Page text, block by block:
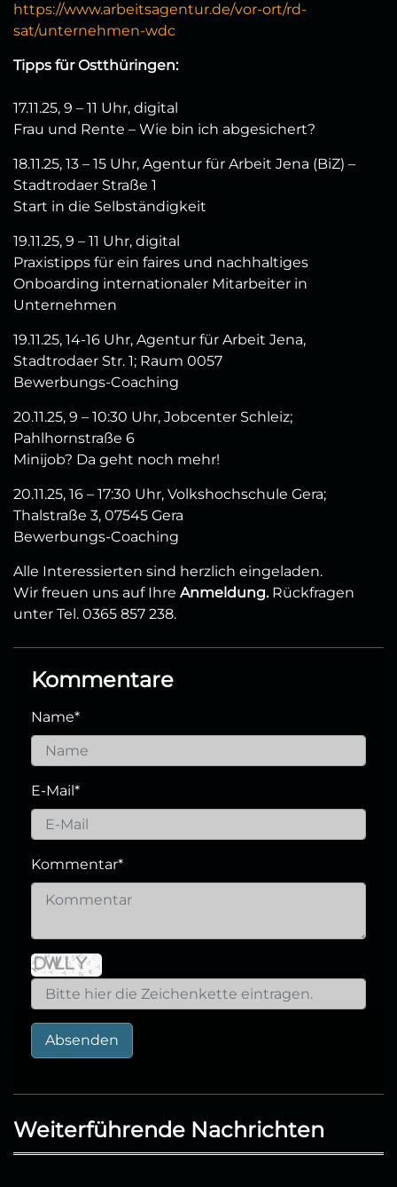
https://www.arbeitsagentur.de/vor-ort/rd-
sat/unternehmen-wdc
Tipps für Ostthüringen:
17.11.25, 9 – 11 Uhr, digital
Frau und Rente – Wie bin ich abgesichert?
18.11.25, 13 – 15 Uhr, Agentur für Arbeit Jena (BiZ) –
Stadtrodaer Straße 1
Start in die Selbständigkeit
19.11.25, 9 – 11 Uhr, digital
Praxistipps für ein faires und nachhaltiges
Onboarding internationaler Mitarbeiter in
Unternehmen
19.11.25, 14-16 Uhr, Agentur für Arbeit Jena,
Stadtrodaer Str. 1; Raum 0057
Bewerbungs-Coaching
20.11.25, 9 – 10:30 Uhr, Jobcenter Schleiz;
Pahlhornstraße 6
Minijob? Da geht noch mehr!
20.11.25, 16 – 17:30 Uhr, Volkshochschule Gera;
Thalstraße 3, 07545 Gera
Bewerbungs-Coaching
Alle Interessierten sind herzlich eingeladen.
Wir freuen uns auf Ihre Anmeldung.Rückfragen
unter Tel. 0365 857 238.
Kommentare
Name*
E-Mail *
Kommentar*
Absenden
Weiterführende Nachrichten